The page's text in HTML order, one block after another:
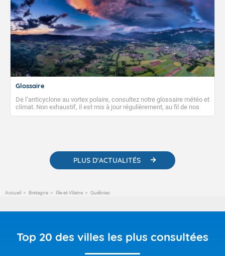
Glossaire
De l’anticyclone au vortex polaire, consultez notre glossaire météo et
climat. Non exhaustif, il est mis à jour régulièrement, au fil de nos
publications. Vous y trouverez également des liens utiles vers nos
PLUS D'ACTUALITÉS
Accueil Bretagne Ille-et-Vilaine Québriac
Top 20 des villes les plus consultées